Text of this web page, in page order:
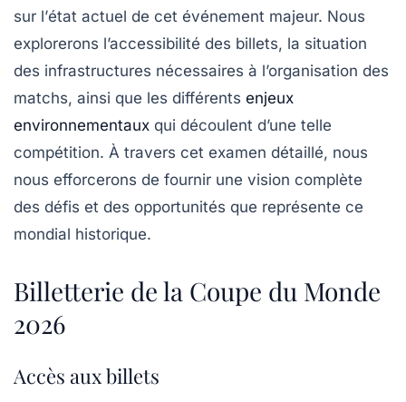
sur l’état actuel de cet événement majeur. Nous
explorerons l’accessibilité des billets, la situation
des infrastructures nécessaires à l’organisation des
matchs, ainsi que les différents enjeux
environnementaux qui découlent d’une telle
compétition. À travers cet examen détaillé, nous
nous efforcerons de fournir une vision complète
des défis et des opportunités que représente ce
mondial historique.
Billetterie de la Coupe du Monde
2026
Accès aux billets